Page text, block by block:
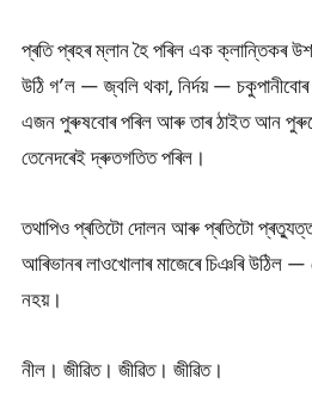
প্ৰতি প্ৰহৰ ম্লান হৈ পৰিল এক ক্লান্তিকৰ
উঠি গ’ল — জ্বলি থকা, নিৰ্দয় —
এজন পুৰুষবোৰ পৰিল আৰু তাৰ ঠাইত আন
তেনেদৰেই দ্ৰুতগতিত পৰিল।
তথাপিও প্ৰতিটো দোলন আৰু প্ৰতিটো
আৰিভানৰ লাওখোলাৰ মাজেৰে চিঞৰি
নহয়।
নীল। জীৱিত। জীৱিত। জীৱিত।